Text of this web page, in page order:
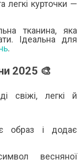
легкі курточки —
тканина, яка
Ідеальна для
.
2025 🎨
свіжі, легкі й
образ і додає
весняної